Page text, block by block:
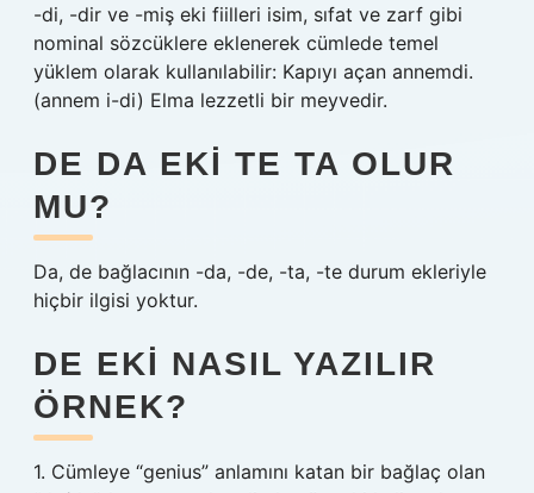
-di, -dir ve -miş eki fiilleri isim, sıfat ve zarf gibi
nominal sözcüklere eklenerek cümlede temel
yüklem olarak kullanılabilir: Kapıyı açan annemdi.
(annem i-di) Elma lezzetli bir meyvedir.
DE DA EKI TE TA OLUR
MU?
Da, de bağlacının -da, -de, -ta, -te durum ekleriyle
hiçbir ilgisi yoktur.
DE EKI NASIL YAZILIR
ÖRNEK?
1. Cümleye “genius” anlamını katan bir bağlaç olan